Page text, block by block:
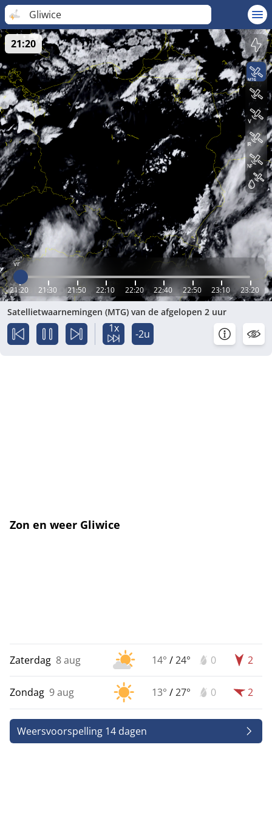
Gliwice
vr
21:20 21:30 21:50 22:10 22:20 22:40 22:50 23:10 23:20
21:20
Satellietwaarnemingen (MTG) van de afgelopen 2 uur
1x -2u
Zon en weer Gliwice
Zaterdag 8 aug 14° /24° 0 2
Zondag 9 aug 13° /27° 0 2
Weersvoorspelling 14 dagen